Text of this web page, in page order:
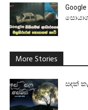
More Stories
සඳක්